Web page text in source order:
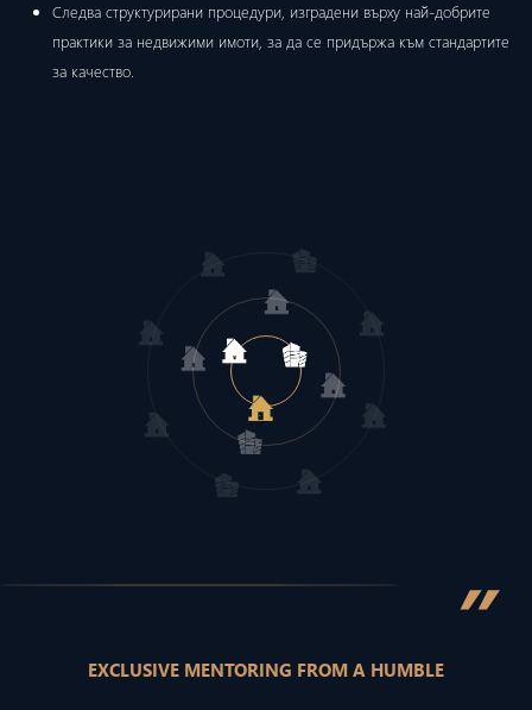
Следва структурирани процедури, изградени върху най-добрите
практики за недвижими имоти, за да се придържа към стандартите
за качество.
”
EXCLUSIVE MENTORING FROM A HUMBLE